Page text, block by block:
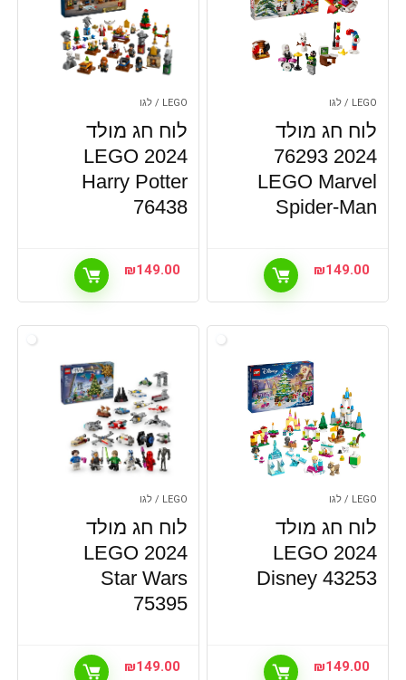
LEGO / לגו
לוח חג מולד
2024 76293
LEGO Marvel
Spider-Man
₪149.00
LEGO / לגו
לוח חג מולד
2024 LEGO
Harry Potter
76438
₪149.00
LEGO / לגו
לוח חג מולד
2024 LEGO
Disney 43253
₪149.00
LEGO / לגו
לוח חג מולד
2024 LEGO
Star Wars
75395
₪149.00